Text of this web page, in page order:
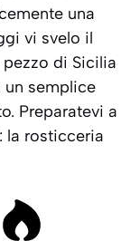
una
vi svelo il
di Sicilia
un semplice
Preparatevi a
la rosticceria